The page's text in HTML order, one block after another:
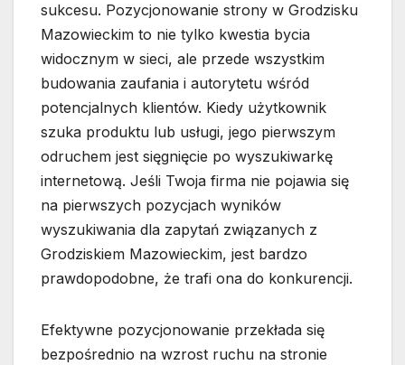
sukcesu. Pozycjonowanie strony w Grodzisku
Mazowieckim to nie tylko kwestia bycia
widocznym w sieci, ale przede wszystkim
budowania zaufania i autorytetu wśród
potencjalnych klientów. Kiedy użytkownik
szuka produktu lub usługi, jego pierwszym
odruchem jest sięgnięcie po wyszukiwarkę
internetową. Jeśli Twoja firma nie pojawia się
na pierwszych pozycjach wyników
wyszukiwania dla zapytań związanych z
Grodziskiem Mazowieckim, jest bardzo
prawdopodobne, że trafi ona do konkurencji.
Efektywne pozycjonowanie przekłada się
bezpośrednio na wzrost ruchu na stronie